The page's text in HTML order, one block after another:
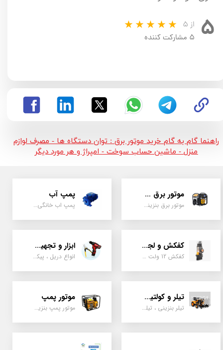
۵ از ۵
۵ مشارکت کننده
راهنما گام به گام خرید موتور برق : توان دستگاه ها - مصرف لوازم
منزل - ماشین حساب سوخت - امپراژ و هر مورد دیگر
موتور برق و ژنراتور
موتور برق بنزینی، دیزلی ، گازی ، سه گانه سوز
پمپ آب
پمپ اب خانگی، بشقابی ، جتی ، دو پروانه کشاورزی
کفکش و لجن کش
کفکش 12 ولت ، 220 ولت ، یک اینچ به بالا لجن کش کاتردار، لجن کش چدنی
ابزار و تجهیزات
انواع دریل ، پیکور، ابزارالات، سیل مکانیکی، قطعات پمپ
تیلر و کولتیواتور
تیلر بنزینی ، تیلر دیزل، تیلر چهار چرخ، تیلر مزرعه و کشاورزی
موتور پمپ
موتور پمپ بنزینی، دیزلی، نفتی ، یک اینچ به بالا